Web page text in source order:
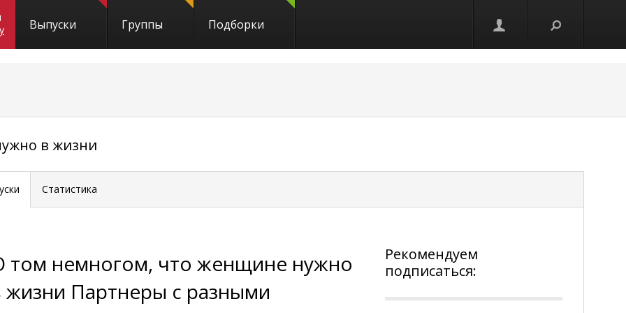
Выпуски Группы Подборки
в жизни
Статистика
том немногом, что женщине нужно
жизни Партнеры с разными
Рекомендуем
подписаться: